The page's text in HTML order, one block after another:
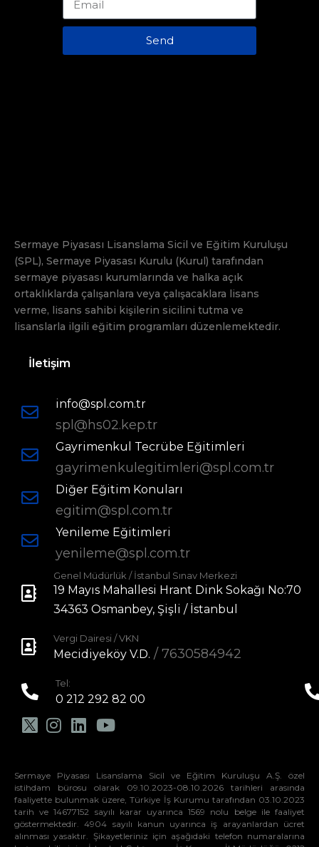
Send
Sermaye Piyasası Lisanslama Sicil ve Eğitim Kuruluşu
(SPL), Sermaye Piyasası Kurulu (Kurul) tarafından
sermaye piyasası kurumlarında ve halka açık
ortaklıklarda çalışanlara veya çalışacaklara lisans
verme, lisans sahibi kişilerin sicilini tutma ve
lisanslarla ilgili eğitim programları düzenlemektedir.
İletişim
info@spl.com.tr
spl@hs02.kep.tr
Gayrimenkul Tecrübe Eğitimleri
gayrimenkulegitimleri@spl.com.tr
Diğer Eğitim Konuları
egitim@spl.com.tr
Yenileme Eğitimleri
yenileme@spl.com.tr
Genel Müdürlük / İstanbul Sınav Merkezi
19 Mayıs Mahallesi Hrant Dink Sokağı No:70
34363 Osmanbey, Şişli / İstanbul
Vergi Dairesi / VKN
Mecidiyeköy V.D. / 7630584942
Tel:
0 212 292 82 00
Sermaye Piyasası Lisanslama Sicil ve Eğitim Kuruluşu A.Ş. özel
istihdam bürosu olarak 09.10.2023-08.10.2026 tarihleri arasında
faaliyette bulunmak üzere, Türkiye İş Kurumu tarafından 03.10.2023
tarih ve 14677152 sayılı karar uyarınca 1569 nolu belge ile faaliyet
göstermektedir. 4904 sayılı kanun uyarınca iş arayanlardan ücret
alınması yasaktır. Şikayetleriniz için aşağıdaki telefon numaralarına